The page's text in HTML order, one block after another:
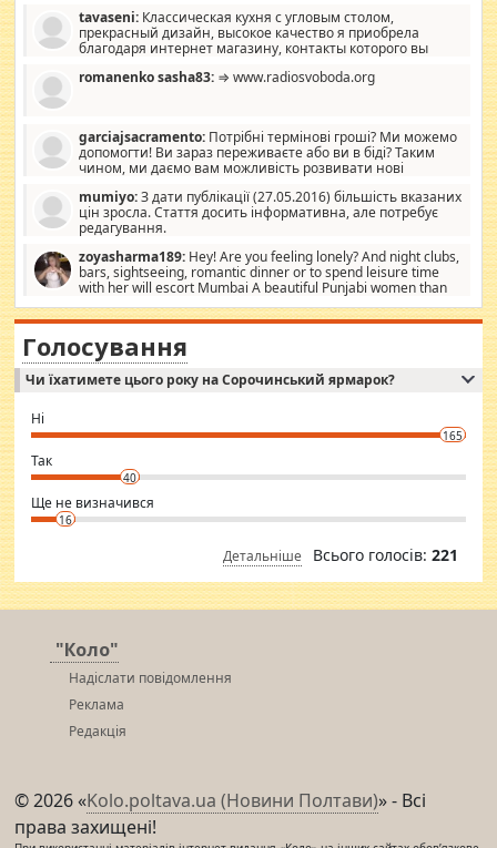
стандартные формы, в MebelOk, креативненько и что главное -
со вкусом все в порядке, без ненужных наворотов удорожающих
мебель, а это не последний фактор.
tavaseni: Классическая кухня с угловым столом,
прекрасный дизайн, высокое качество я приобрела
благодаря интернет магазину, контакты которого вы
romanenko sasha83: ⇒ www.radiosvoboda.org
garciajsacramento: Потрібні термінові гроші? Ми можемо
допомогти! Ви зараз переживаєте або ви в біді? Таким
чином, ми даємо вам можливість розвивати нові
допомагати людям, які намагаються дати їм шанс. Кожен
заслуговує на другий шанс, і, оскільки влада не зможе, вони
повинні приймати від інших. Для нас нема багато суми, і зрілість
витрат, а тільки узгоджених сум і нічого іншого. Не чекайте і не
коментуйте цей пост. Введіть суму, яку ви хочете подати, і ми
зв'яжемося з вами з усіма варіантами. зв'яжіться з нами
сьогодні на garciajsacramento@gmail.com Вам потрібні термінові
гроші? Ми можемо допомогти!
mumiyo:З дати публікації (27.05.2016) більшість вказаних
цін зросла. Стаття досить інформативна, але потребує
редагування.
zoyasharma189: Hey! Are you feeling lonely? And night clubs,
bars, sightseeing, romantic dinner or to spend leisure time
with her will escort Mumbai A beautiful Punjabi women than
sexy escort companion in arms that you guys feel like 5 star luxury
hotel had to spend the night in their search for loved solitaire free
woman "Love Solitaire" beautiful figure and shapely body shapes.
Independent escort in Mumbai, truthful, friendly and cheerful girl.
WhatsApp via an easily can see the latest pictures of her body and the
want to meet new people. Sakshi Mirchandani health and figure
conscious in order to keep yourself fit and regularly go to the health
club.
⇒ sakshimirchandani.com
Голосування
Чи їхатимете цього року на Сорочинський ярмарок?
Ні
165
Так
40
Ще не визначився
16
Детальніше Всього голосів: 221
"Коло"
Надіслати повідомлення
Реклама
Редакція
© 2026 «Kolo.poltava.ua (Новини Полтави)» - Всі
права захищені!